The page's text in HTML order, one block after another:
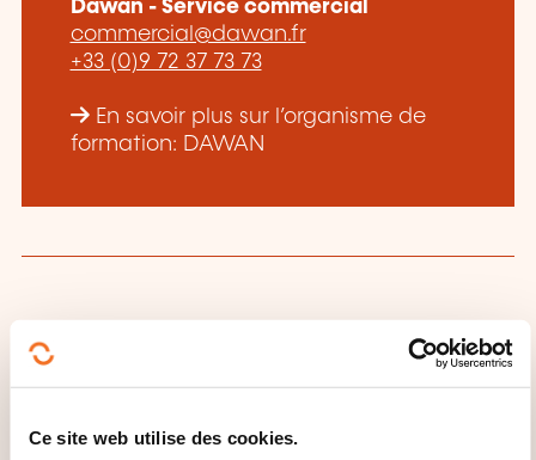
Ce site web utilise des cookies.
Dawan - Service commercial
commercial@dawan.fr
+33 (0)9 72 37 73 73
En savoir plus sur l’organisme de
formation: DAWAN
CES FORMATIONS POURRAIENT
VOUS INTÉRESSER